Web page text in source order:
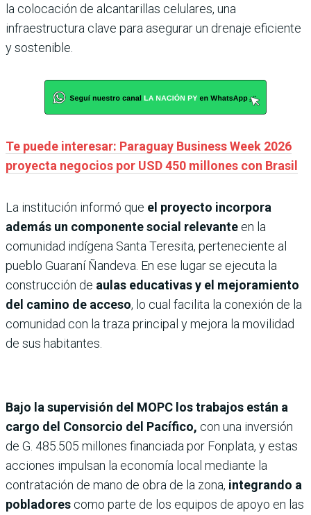
la colocación de alcantarillas celulares, una
infraestructura clave para asegurar un drenaje eficiente
y sostenible.
Te puede interesar: Paraguay Business Week 2026
proyecta negocios por USD 450 millones con Brasil
La institución informó que el proyecto incorpora
además un componente social relevante en la
comunidad indígena Santa Teresita, perteneciente al
pueblo Guaraní Ñandeva. En ese lugar se ejecuta la
construcción de aulas educativas y el mejoramiento
del camino de acceso, lo cual facilita la conexión de la
comunidad con la traza principal y mejora la movilidad
de sus habitantes.
Bajo la supervisión del MOPC los trabajos están a
cargo del Consorcio del Pacífico, con una inversión
de G. 485.505 millones financiada por Fonplata, y estas
acciones impulsan la economía local mediante la
contratación de mano de obra de la zona, integrando a
pobladores como parte de los equipos de apoyo en las